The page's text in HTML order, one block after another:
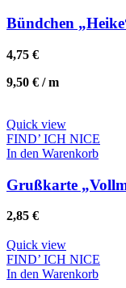
Bündchen
4,75 €
9,50 € /m
Quick view
FIND’ ICH NICE
In den Warenkorb
Grußkarte
2,85 €
Quick view
FIND’ ICH NICE
In den Warenkorb